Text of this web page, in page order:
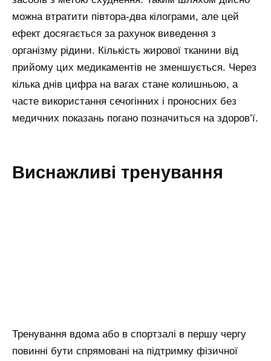
можна втратити півтора-два кілограми, але цей
ефект досягається за рахунок виведення з
організму рідини. Кількість жирової тканини від
прийому цих медикаментів не зменшується. Через
кілька днів цифра на вагах стане колишньою, а
часте використання сечогінних і проносних без
медичних показань погано позначиться на здоров’ї.
Виснажливі тренування
Тренування вдома або в спортзалі в першу чергу
повинні бути спрямовані на підтримку фізичної